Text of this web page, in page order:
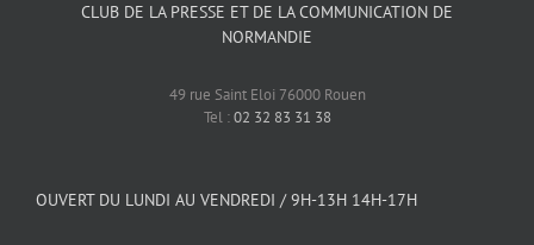
CLUB DE LA PRESSE ET DE LA COMMUNICATION DE
NORMANDIE
49 rue Saint Eloi 76000 Rouen
Tel :02 32 83 31 38
OUVERT DU LUNDI AU VENDREDI / 9H-13H 14H-17H